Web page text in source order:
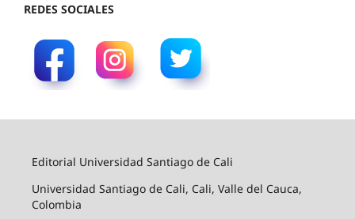
REDES SOCIALES
Editorial Universidad Santiago de Cali
Universidad Santiago de Cali, Cali, Valle del Cauca,
Colombia